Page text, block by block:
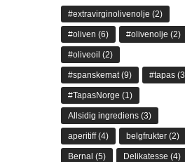
#extravirginolivenolje (2)
#oliven (6) #olivenolje (2)
#oliveoil (2)
#spanskemat(9) #tapas
#TapasNorge (1)
Allsidig ingrediens (3)
aperitiff(4) belgfrukter (2)
Bernal (5) Delikatesse (4)